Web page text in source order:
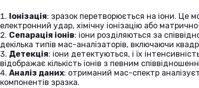
Іонізація: зразок перетворюється на іони. Це
електронний удар, хімічну іонізацію або
Сепарація іонів: іони розділяються за
декілька типів мас-аналізаторів, включаючи
Детекція: іони детектуються, і їх
відображає кількість іонів з певним
Аналіз даних: отриманий мас-спектр
компонентів зразка.